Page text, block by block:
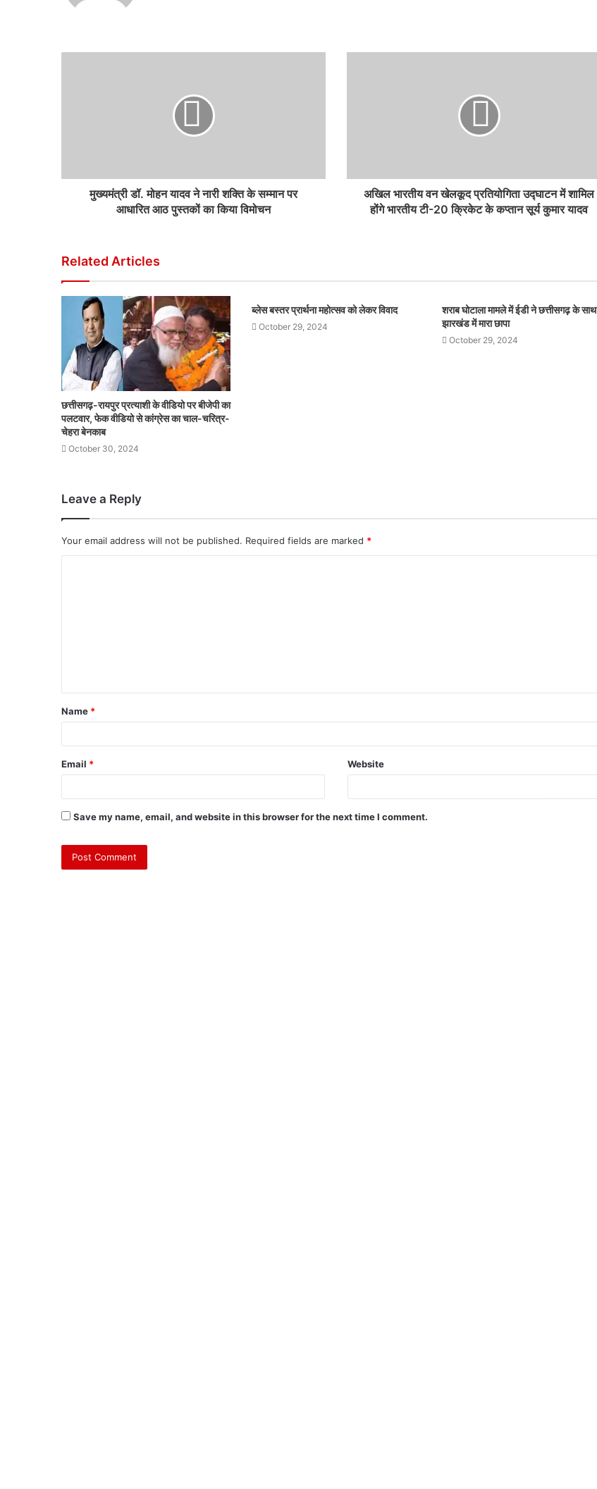
मुख्यमंत्री डॉ. मोहन यादव ने नारी शक्ति के सम्मान पर
आधारित आठ पुस्तकों का किया विमोचन
अखिल भारतीय वन खेलकूद प्रतियोगिता उद्घाटन में शामिल
होंगे भारतीय टी-20 क्रिकेट के कप्तान सूर्य कुमार यादव
Related Articles
छत्तीसगढ़-रायपुर प्रत्याशी के वीडियो पर बीजेपी का
पलटवार, फेक वीडियो से कांग्रेस का चाल-चरित्र-
चेहरा बेनकाब
October 30, 2024
ब्लेस बस्तर प्रार्थना महोत्सव को लेकर विवाद
October 29, 2024
शराब घोटाला मामले में ईडी ने छत्तीसगढ़ के साथ
झारखंड में मारा छापा
October 29, 2024
Leave a Reply
Your email address will not be published. Required fields are marked *
Name *
Email * Website
Save my name, email, and website in this browser for the next time I comment.